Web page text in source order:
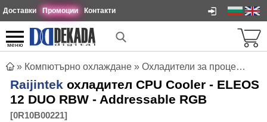
Доставки Промоции Контакти
меню
» Компютърно охлаждане » Охладители за процесори
Raijintek охладител CPU Cooler - ELEOS
12 DUO RBW - Addressable RGB
[0R10B00221]